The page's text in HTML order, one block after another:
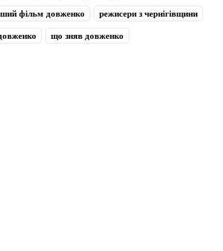
фільм довженко режисери з чернігівщини
що зняв довженко